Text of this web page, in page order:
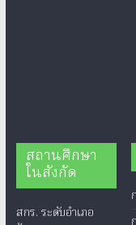
สถานศึกษา
ในสังกัด
สกร. ระดับอำเภอ